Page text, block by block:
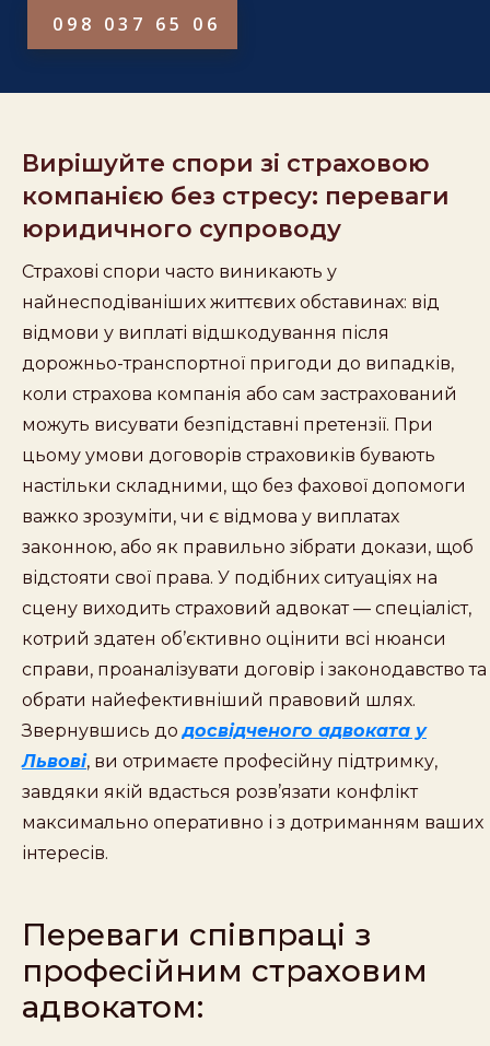
098 037 65 06
Вирішуйте спори зі страховою
компанією без стресу: переваги
юридичного супроводу
Страхові спори часто виникають у
найнесподіваніших життєвих обставинах: від
відмови у виплаті відшкодування після
дорожньо-транспортної пригоди до випадків,
коли страхова компанія або сам застрахований
можуть висувати безпідставні претензії. При
цьому умови договорів страховиків бувають
настільки складними, що без фахової допомоги
важко зрозуміти, чи є відмова у виплатах
законною, або як правильно зібрати докази, щоб
відстояти свої права. У подібних ситуаціях на
сцену виходить страховий адвокат — спеціаліст,
котрий здатен об’єктивно оцінити всі нюанси
справи, проаналізувати договір і законодавство та
обрати найефективніший правовий шлях.
Звернувшись додосвідченого адвоката у
Львові, ви отримаєте професійну підтримку,
завдяки якій вдасться розв’язати конфлікт
максимально оперативно і з дотриманням ваших
інтересів.
Переваги співпраці з
професійним страховим
адвокатом: